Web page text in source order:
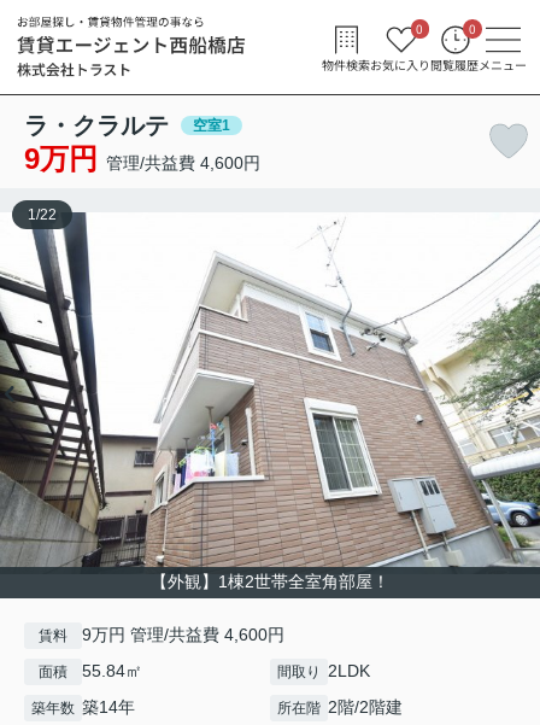
物件検索お気に入り
0
閲覧履歴
0
メニュー
ラ・クラルテ 空室1
9万円 管理/共益費 4,600円
【外観】1棟2世帯全室角部屋！
1/22
賃料 9万円 管理/共益費 4,600円
面積 55.84㎡ 間取り 2LDK
築年数 築14年 所在階 2階/2階建